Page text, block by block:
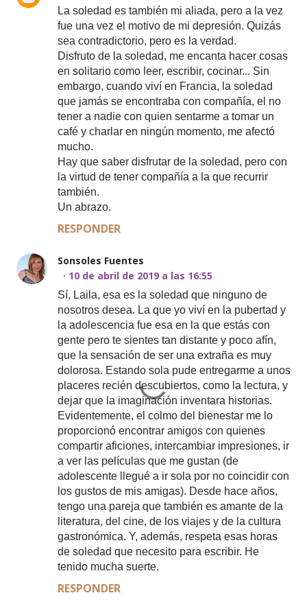
La soledad es también mi aliada, pero a la vez
fue una vez el motivo de mi depresión. Quizás
sea contradictorio, pero es la verdad.
Disfruto de la soledad, me encanta hacer cosas
en solitario como leer, escribir, cocinar... Sin
embargo, cuando viví en Francia, la soledad
que jamás se encontraba con compañía, el no
tener a nadie con quien sentarme a tomar un
café y charlar en ningún momento, me afectó
mucho.
Hay que saber disfrutar de la soledad, pero con
la virtud de tener compañía a la que recurrir
también.
Un abrazo.
RESPONDER
Sonsoles Fuentes
10 de abril de 2019 a las 16:55
Sí, Laila, esa es la soledad que ninguno de
nosotros desea. La que yo viví en la pubertad y
la adolescencia fue esa en la que estás con
gente pero te sientes tan distante y poco afín,
que la sensación de ser una extraña es muy
dolorosa. Estando sola pude entregarme a unos
placeres recién descubiertos, como la lectura, y
dejar que la imaginación inventara historias.
Evidentemente, el colmo del bienestar me lo
proporcionó encontrar amigos con quienes
compartir aficiones, intercambiar impresiones, ir
a ver las películas que me gustan (de
adolescente llegué a ir sola por no coincidir con
los gustos de mis amigas). Desde hace años,
tengo una pareja que también es amante de la
literatura, del cine, de los viajes y de la cultura
gastronómica. Y, además, respeta esas horas
de soledad que necesito para escribir. He
tenido mucha suerte.
RESPONDER